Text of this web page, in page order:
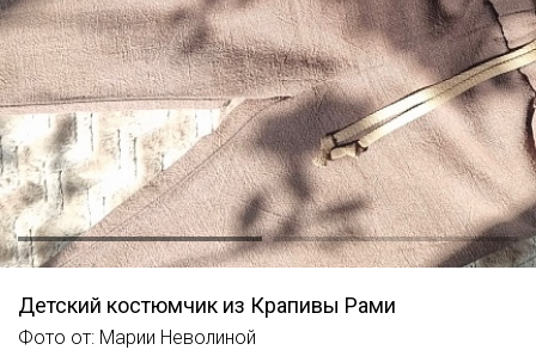
Детский костюмчик из Крапивы Рами
Фото от: Марии Неволиной